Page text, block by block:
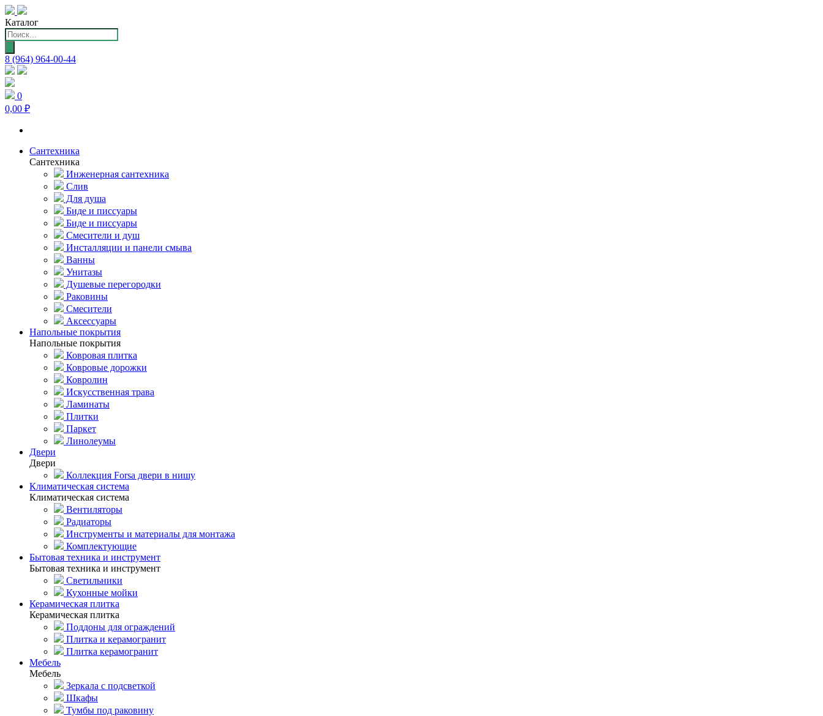
Каталог
Поиск
товаров
8 (964) 964-00-44
0
0,00 ₽
Сантехника
Сантехника
Инженерная сантехника
Слив
Для душа
Биде и писсуары
Биде и писсуары
Смесители и душ
Инсталляции и панели смыва
Ванны
Унитазы
Душевые перегородки
Раковины
Смесители
Аксессуары
Напольные покрытия
Напольные покрытия
Ковровая плитка
Ковровые дорожки
Ковролин
Искусственная трава
Ламинаты
Плитки
Паркет
Линолеумы
Двери
Двери
Коллекция Forsa двери в нишу
Климатическая система
Климатическая система
Вентиляторы
Радиаторы
Инструменты и материалы для монтажа
Комплектующие
Бытовая техника и инструмент
Бытовая техника и инструмент
Светильники
Кухонные мойки
Керамическая плитка
Керамическая плитка
Поддоны для ограждений
Плитка и керамогранит
Плитка керамогранит
Мебель
Мебель
Зеркала с подсветкой
Шкафы
Тумбы под раковину